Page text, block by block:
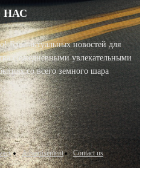
НАС
Блог актуальных новостей для
с ежедневными увлекательными
со всего земного шара
Advertisement Contact us